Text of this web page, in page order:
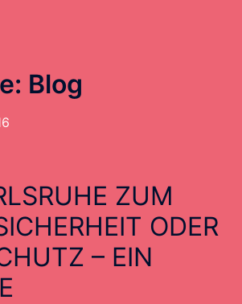
Blog
ZUM
ODER
– EIN